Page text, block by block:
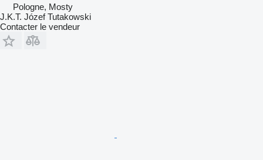
Pologne, Mosty
J.K.T. Józef Tutakowski
Contacter le vendeur